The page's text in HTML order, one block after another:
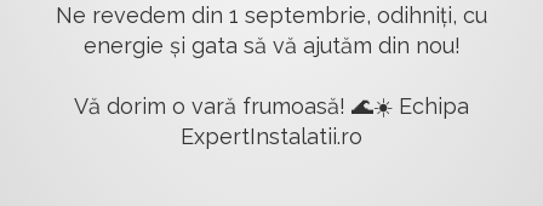
Ne revedem din 1 septembrie, odihniți, cu
energie și gata să vă ajutăm din nou!
Vă dorim o vară frumoasă! 🌊☀️ Echipa
ExpertInstalatii.ro